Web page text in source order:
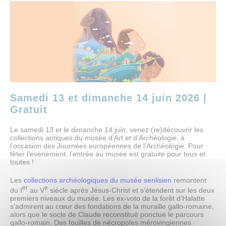
AU PROGRAMME
Expositions en cours
Expositions passées
Papiers sensibles
L’objet de la saison
Publics
Scolaires, centres de loisirs
Groupes
Abonnés des musées
Tout l'agenda
COLLECTIONS
Dossiers thématiques
Bibliothèques et documentation
Œuvres commentées (musée d’Art et d’Archéologie)
Œuvres commentées (musée de la Vénerie)
Publications
Samedi 13 et dimanche 14 juin 2026 |
Gratuit
Le samedi 13 et le dimanche 14 juin, venez (re)découvrir les
collections antiques du musée d’Art et d’Archéologie, à
l’occasion des Journées européennes de l’Archéologie. Pour
fêter l’événement, l’entrée au musée est gratuite pour tous et
toutes !
Les collections archéologiques du musée senlisien remontent
du Ier au Ve siècle après Jésus-Christ et s’étendent sur les deux
premiers niveaux du musée. Les ex-voto de la forêt d’Halatte
s’admirent au cœur des fondations de la muraille gallo-romaine,
alors que le socle de Claude reconstitué ponctue le parcours
gallo-romain. Des fouilles de nécropoles mérovingiennes